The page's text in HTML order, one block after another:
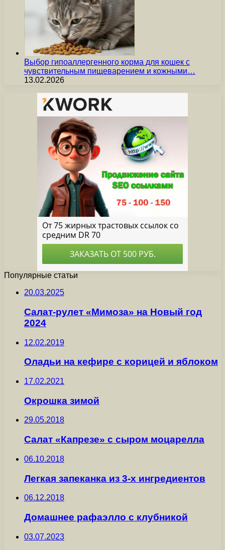
Выбор гипоаллергенного корма для кошек с
чувствительным пищеварением и кожными…
13.02.2026
Популярные статьи
20.03.2025
Салат-рулет «Мимоза» на Новый год
2024
12.02.2019
Оладьи на кефире с корицей и яблоком
17.02.2021
Окрошка зимой
29.05.2018
Салат «Капрезе» с сыром моцарелла
06.10.2018
Легкая запеканка из 3-х ингредиентов
06.12.2018
Домашнее рафаэлло с клубникой
03.07.2023